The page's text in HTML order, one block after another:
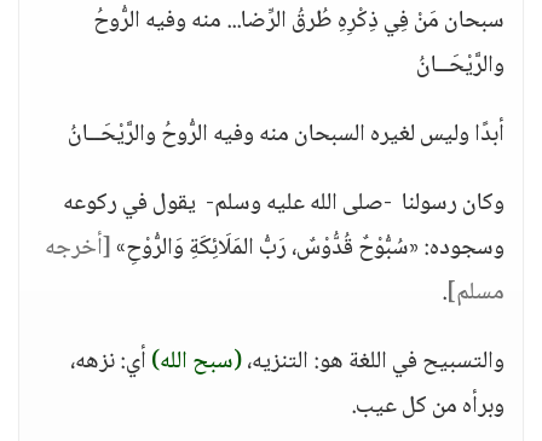
سبحان مَنْ فِي ذِكْرِهِ طُرقُ الرِّضا... منه وفيه الرُّوحُ
والرَّيْحَــانُ
أبدًا وليس لغيره السبحان منه وفيه الرُّوحُ والرَّيْحَــانُ
وكان رسولنا -صلى الله عليه وسلم- يقول في ركوعه
وسجوده: «سُبُّوْحٌ قُدُّوْسٌ، رَبُّ المَلَائِكَةِ وَالرُّوْحِ»[أخرجه
مسلم].
والتسبيح في اللغة هو: التنزيه،(سبح الله)أي: نزهه،
وبرأه من كل عيب.